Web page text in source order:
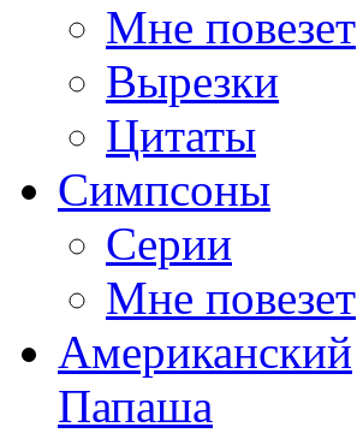
Мне повезет
Вырезки
Цитаты
Симпсоны
Серии
Мне повезет
Американский
Папаша